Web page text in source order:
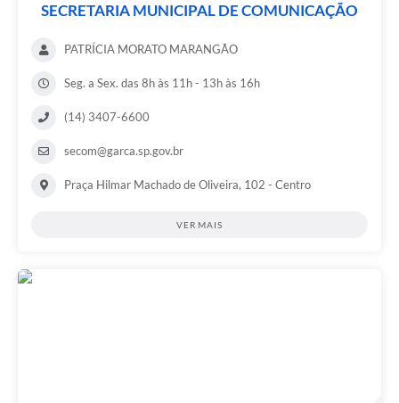
SECRETARIA MUNICIPAL DE COMUNICAÇÃO
PATRÍCIA MORATO MARANGÃO
Seg. a Sex. das 8h às 11h - 13h às 16h
(14) 3407-6600
secom@garca.sp.gov.br
Praça Hilmar Machado de Oliveira, 102 - Centro
VER MAIS